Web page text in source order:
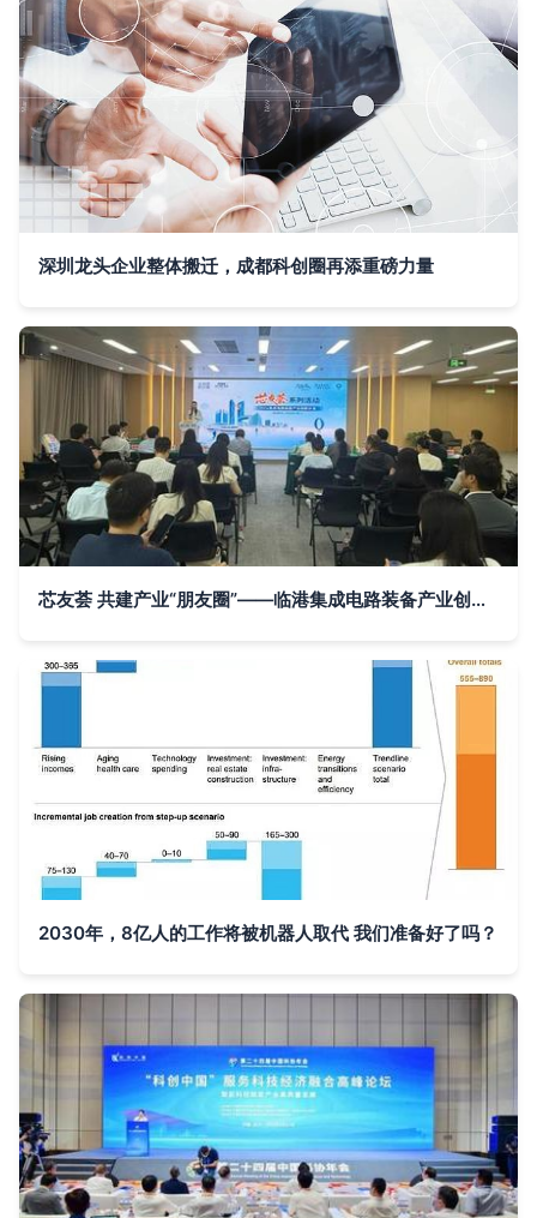
深圳龙头企业整体搬迁，成都科创圈再添重磅力量
芯友荟 共建产业“朋友圈”——临港集成电路装备产业创新沙龙侧记
2030年，8亿人的工作将被机器人取代 我们准备好了吗？